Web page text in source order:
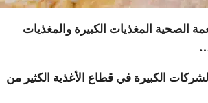
الصحية المغذيات الكبيرة والمغذيات
…
الكبيرة في قطاع الأغذية الكثير من